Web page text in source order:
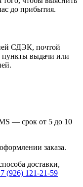
до прибытия.
СДЭК, почтой
пункты выдачи или
— срок от 5 до 10
заказа.
доставки,
(926) 121-21-59